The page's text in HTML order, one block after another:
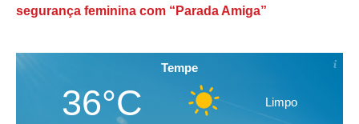
segurança feminina com “Parada Amiga”
Tempe
36°C Limpo